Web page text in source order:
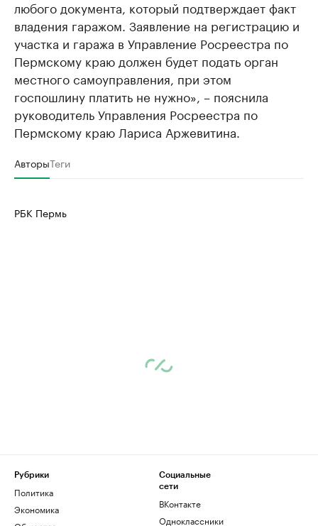
любого документа, который подтверждает факт
владения гаражом. Заявление на регистрацию и
участка и гаража в Управление Росреестра по
Пермскому краю должен будет подать орган
местного самоуправления, при этом
госпошлину платить не нужно», – пояснила
руководитель Управления Росреестра по
Пермскому краю Лариса Аржевитина.
АвторыТеги
РБК Пермь
Рубрики
Политика
Экономика
Социальные
сети
ВКонтакте
Одноклассники